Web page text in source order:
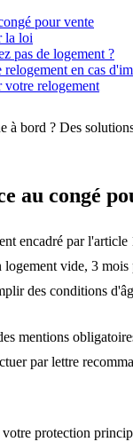
pour vente
la loi
pas de logement ?
en cas
votre relogement
à bord ? Des
au congé
encadré par
vide, 3
des conditions
mentions
par lettre
protection